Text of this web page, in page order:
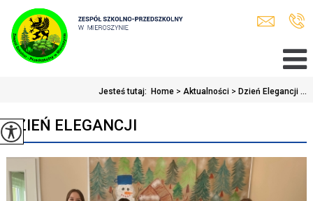
Jesteś tutaj: Home > Aktualności > Dzień Elegancji ...
DZIEŃ ELEGANCJI